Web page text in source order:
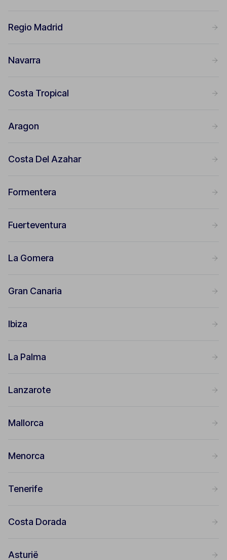
Regio Madrid
Navarra
Costa Tropical
Aragon
Costa Del Azahar
Formentera
Fuerteventura
La Gomera
Gran Canaria
Ibiza
La Palma
Lanzarote
Mallorca
Menorca
Tenerife
Costa Dorada
Asturië